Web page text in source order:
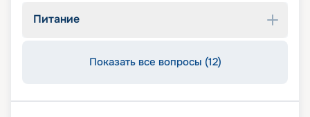
Питание
Показать все вопросы (12)